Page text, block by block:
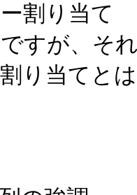
割り当て
すが、そ
り当てと